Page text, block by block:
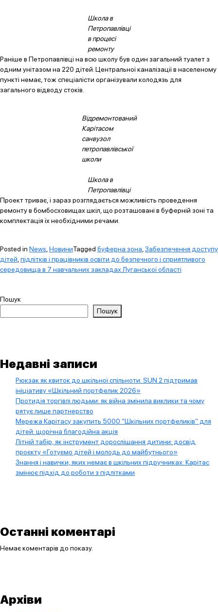
Школа в
Петропавлівці
в процесі
ремонту
Раніше в Петропавлівці на всю школу був один загальний туалет з
одним унітазом на 220 дітей. Центральної каналізації в населеному
пункті немає, тож спеціалісти організували колодязь для
загального відводу стоків.
Відремонтований
Карітасом
санвузол
петропавлівської
школи
Школа в
Петропавлівці
Проект триває, і зараз розглядається можливість проведення
ремонту в бомбосховищах шкіл, що розташовані в буферній зоні та
комплектація їх необхідними речами.
Posted in News НовиниTagged буферна зона Забезпечення доступу
дітей підлітків і працівників освіти до безпечного і сприятливого
середовища в 7 навчальних закладах Луганської області
Пошук
Пошук
Недавні записи
Рюкзак як квиток до шкільної спільноти: SUN 2 підтримав
ініціативу «Шкільний портфелик 2026»
Протидія торгівлі людьми: як війна змінила виклики та чому
рятує лише партнерство
Мережа Карітасу закупить 5000 “Шкільних портфеликів” для
дітей: щорічна благодійна акція
Літній табір, як інструмент дорослішання дитини: досвід
проєкту «Готуємо дітей і молодь до майбутнього»
Знання і навички, яких немає в шкільних підручниках: Карітас
змінює підхід до роботи з підлітками
Останні коментарі
Немає коментарів до показу.
Архіви